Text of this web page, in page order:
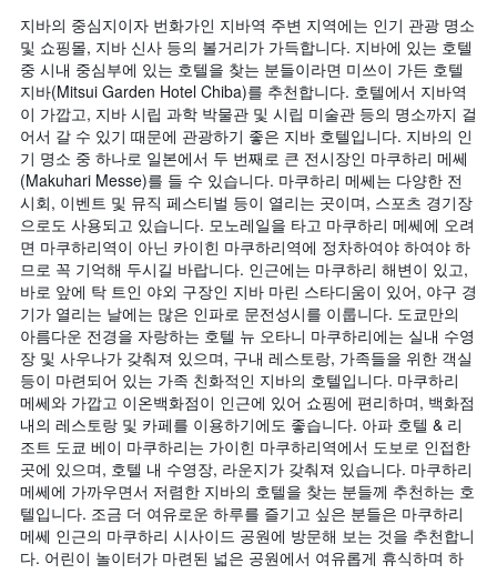
지바의 중심지이자 번화가인 지바역 주변 지역에는 인기 관광 명소
및 쇼핑몰, 지바 신사 등의 볼거리가 가득합니다. 지바에 있는 호텔
중 시내 중심부에 있는 호텔을 찾는 분들이라면 미쓰이 가든 호텔
지바(Mitsui Garden Hotel Chiba)를 추천합니다. 호텔에서 지바역
이 가깝고, 지바 시립 과학 박물관 및 시립 미술관 등의 명소까지 걸
어서 갈 수 있기 때문에 관광하기 좋은 지바 호텔입니다. 지바의 인
기 명소 중 하나로 일본에서 두 번째로 큰 전시장인 마쿠하리 메쎄
(Makuhari Messe)를 들 수 있습니다. 마쿠하리 메쎄는 다양한 전
시회, 이벤트 및 뮤직 페스티벌 등이 열리는 곳이며, 스포츠 경기장
으로도 사용되고 있습니다. 모노레일을 타고 마쿠하리 메쎄에 오려
면 마쿠하리역이 아닌 카이힌 마쿠하리역에 정차하여야 하여야 하
므로 꼭 기억해 두시길 바랍니다. 인근에는 마쿠하리 해변이 있고,
바로 앞에 탁 트인 야외 구장인 지바 마린 스타디움이 있어, 야구 경
기가 열리는 날에는 많은 인파로 문전성시를 이룹니다. 도쿄만의
아름다운 전경을 자랑하는 호텔 뉴 오타니 마쿠하리에는 실내 수영
장 및 사우나가 갖춰져 있으며, 구내 레스토랑, 가족들을 위한 객실
등이 마련되어 있는 가족 친화적인 지바의 호텔입니다. 마쿠하리
메쎄와 가깝고 이온백화점이 인근에 있어 쇼핑에 편리하며, 백화점
내의 레스토랑 및 카페를 이용하기에도 좋습니다. 아파 호텔 & 리
조트 도쿄 베이 마쿠하리는 가이힌 마쿠하리역에서 도보로 인접한
곳에 있으며, 호텔 내 수영장, 라운지가 갖춰져 있습니다. 마쿠하리
메쎄에 가까우면서 저렴한 지바의 호텔을 찾는 분들께 추천하는 호
텔입니다. 조금 더 여유로운 하루를 즐기고 싶은 분들은 마쿠하리
메쎄 인근의 마쿠하리 시사이드 공원에 방문해 보는 것을 추천합니
다. 어린이 놀이터가 마련된 넓은 공원에서 여유롭게 휴식하며 하